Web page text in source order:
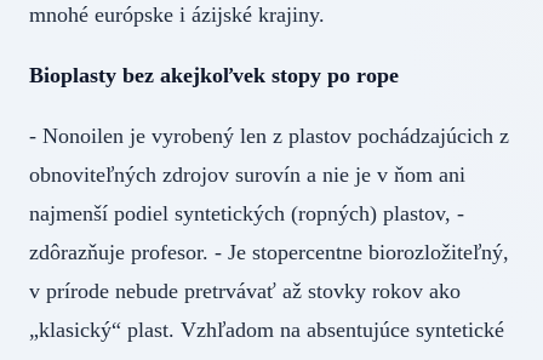
mnohé európske i ázijské krajiny.
Bioplasty bez akejkoľvek stopy po rope
- Nonoilen je vyrobený len z plastov pochádzajúcich z
obnoviteľných zdrojov surovín a nie je v ňom ani
najmenší podiel syntetických (ropných) plastov, -
zdôrazňuje profesor. - Je stopercentne biorozložiteľný,
v prírode nebude pretrvávať až stovky rokov ako
„klasický“ plast. Vzhľadom na absentujúce syntetické